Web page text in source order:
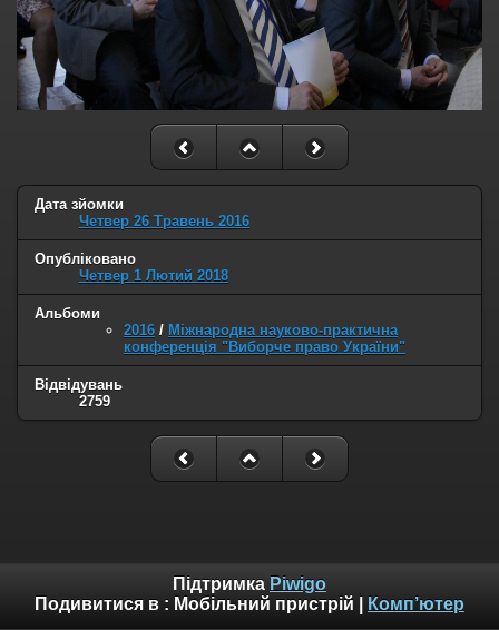
Дата зйомки
Четвер 26 Травень 2016
Опубліковано
Четвер 1 Лютий 2018
Альбоми
2016 / Міжнародна науково-практична
конференція "Виборче право України"
Відвідувань
2759
Підтримка Piwigo
Подивитися в : Мобільний пристрій Комп’ютер